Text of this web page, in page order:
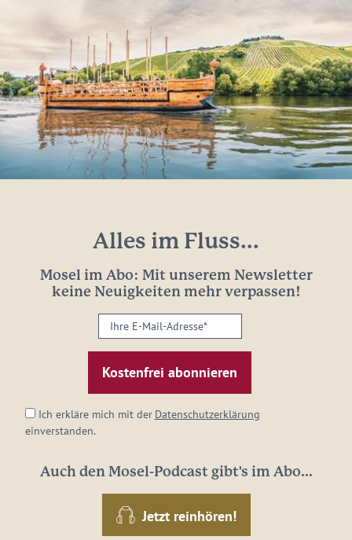
Alles im Fluss...
Mosel im Abo: Mit unserem Newsletter
keine Neuigkeiten mehr verpassen!
Ihre
E-
Mail-
Adresse:
Ich erkläre mich mit der Datenschutzerklärung
einverstanden.
Auch den Mosel-Podcast gibt's im Abo...
Jetzt reinhören!